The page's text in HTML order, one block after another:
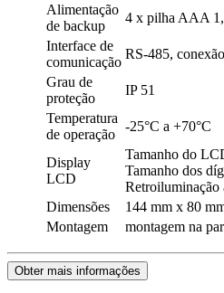
Alimentação
de backup
4 x pilha AAA
Interface de
comunicação
RS-485,
Grau de
proteção
IP 51
Temperatura
de operação
-25°C a +70°C
Display
LCD
Tamanho do
Tamanho dos
Retroiluminação
Dimensões
144 mm x 80
Montagem
montagem na
Obter mais informações